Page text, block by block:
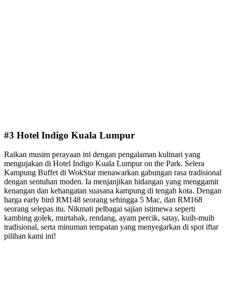
#3 Hotel Indigo Kuala Lumpur
Raikan musim perayaan ini dengan pengalaman kulinari yang
mengujakan di Hotel Indigo Kuala Lumpur on the Park. Selera
Kampung Buffet di WokStar menawarkan gabungan rasa tradisional
dengan sentuhan moden. Ia menjanjikan hidangan yang menggamit
kenangan dan kehangatan suasana kampung di tengah kota. Dengan
harga early bird RM148 seorang sehingga 5 Mac, dan RM168
seorang selepas itu. Nikmati pelbagai sajian istimewa seperti
kambing golek, murtabak, rendang, ayam percik, satay, kuih-muih
tradisional, serta minuman tempatan yang menyegarkan di spot iftar
pilihan kami ini!